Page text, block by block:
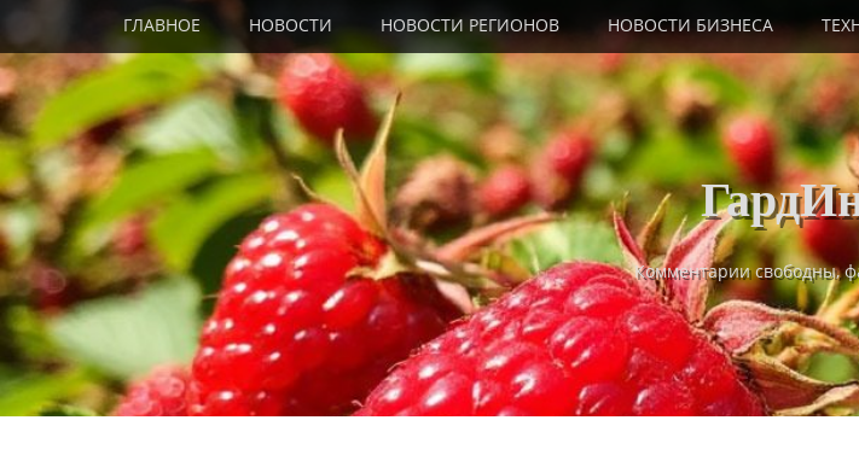
content
Primary Menu
ГЛАВНОЕ НОВОСТИ НОВОСТИ РЕГИОНОВ НОВОСТИ БИЗНЕСА
Комментарии свободны,